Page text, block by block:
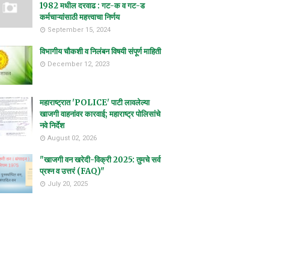
1982 मधील दरवाढ : गट-क व गट-ड
कर्मचाऱ्यांसाठी महत्त्वाचा निर्णय
September 15, 2024
विभागीय चौकशी व निलंबन विषयी संपूर्ण माहिती
December 12, 2023
महाराष्ट्रात 'POLICE' पाटी लावलेल्या
खाजगी वाहनांवर कारवाई; महाराष्ट्र पोलिसांचे
नवे निर्देश
August 02, 2026
"खाजगी वन खरेदी-विक्री 2025: तुमचे सर्व
प्रश्न व उत्तरं (FAQ)"
July 20, 2025